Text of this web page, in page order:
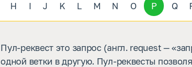
H I J K L M N O P Q
Пул-реквест это запрос (англ. request —
одной ветки в другую. Пул-реквесты